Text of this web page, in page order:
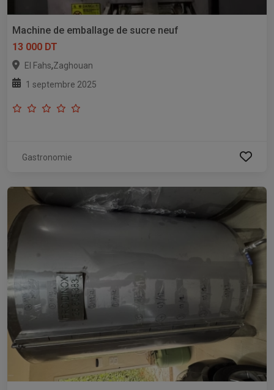
Machine de emballage de sucre neuf
13 000 DT
El Fahs,Zaghouan
1 septembre 2025
Gastronomie